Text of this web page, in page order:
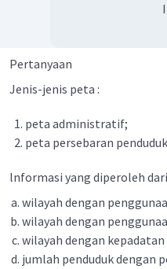
Pertanyaan
Jenis-jenis peta :
peta administratif;
peta persebaran
lnformasi yang diperoleh
wilayah dengan
wilayah dengan
wilayah dengan
jumlah penduduk dengan